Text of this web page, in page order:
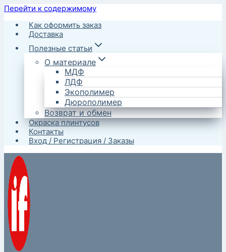
Перейти к содержимому
Как оформить заказ
Доставка
Полезные статьи
О материале
МДФ
ЛДФ
Экополимер
Дюрополимер
Возврат и обмен
Окраска плинтусов
Контакты
Вход / Регистрация / Заказы